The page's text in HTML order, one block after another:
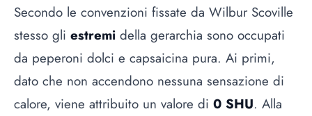
Secondo le convenzioni fissate da Wilbur Scoville
stesso gli estremi della gerarchia sono occupati
da peperoni dolci e capsaicina pura. Ai primi,
dato che non accendono nessuna sensazione di
calore, viene attribuito un valore di 0 SHU. Alla